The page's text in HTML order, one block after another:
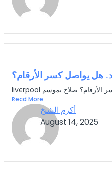
هل يواصل كسر الأرقام؟
Read More
أكرم الشيخ
August 14, 2025